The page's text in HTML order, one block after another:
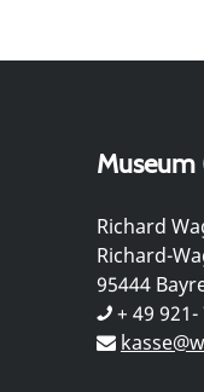
Museum
Richard
Richard-
95444
+ 49